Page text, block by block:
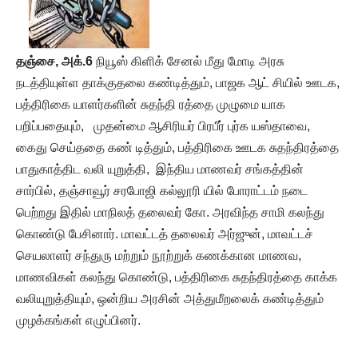
தஞ்சை, அக்.6 நியூஸ் கிளிக் சேனல் மீது மோடி அரசு
நடத்தியுள்ள தாக்குதலை கண்டித்தும், பாஜக ஆட் சியில் ஊடக,
பத்திரிகை யாளர்களின் சுதந்தி ரத்தை முழுமை யாக
பறிப்பதையும், முதன்மை ஆசிரியர் பிரபீர் புர்க யஸ்தாவை,
கைது செய்ததை கண் டித்தும், பத்திரிகை ஊடக சுதந்திரத்தை
பாதுகாத்திட வலி யுறுத்தி, இந்திய மாணவர் சங்கத்தின்
சார்பில், தஞ்சாவூர் சரபோஜி கல்லூரி யில் போராட்டம் நடை
பெற்றது இதில் மாநிலத் தலைவர் கோ. அரவிந்த சாமி கலந்து
கொண்டு பேசினார். மாவட்டத் தலைவர் அர்ஜுன், மாவட்டச்
செயலாளர் சந்துரு மற்றும் நூற்றுக் கணக்கான மாணவ,
மாணவிகள் கலந்து கொண்டு, பத்திரிகை சுதந்திரத்தை காக்க
வலியுறுத்தியும், ஒன்றிய அரசின் அத்துமீறலைக் கண்டித்தும்
முழக்கங்கள் எழுப்பினர்.